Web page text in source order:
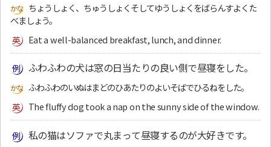
ちょうしょく、ちゅうしょくそしてゆうしょくをばらんすよくた
べましょう。
Eat a well-balanced breakfast, lunch, and dinner.
ふわふわの犬は窓の日当たりの良い側で昼寝をした。
ふわふわのいぬはまどのひあたりのよいそばでひるねをした。
The fluffy dog took a nap on the sunny side of the window.
私の猫はソファで丸まって昼寝するのが大好きです。